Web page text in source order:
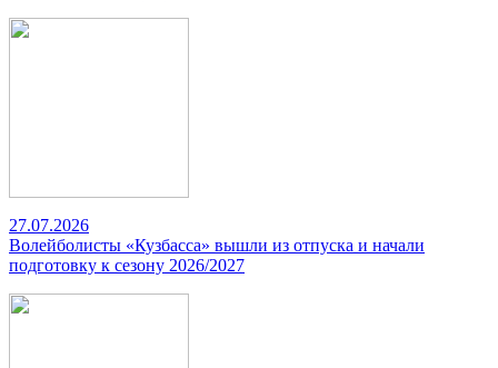
27.07.2026
Волейболисты «Кузбасса» вышли из отпуска и начали
подготовку к сезону 2026/2027